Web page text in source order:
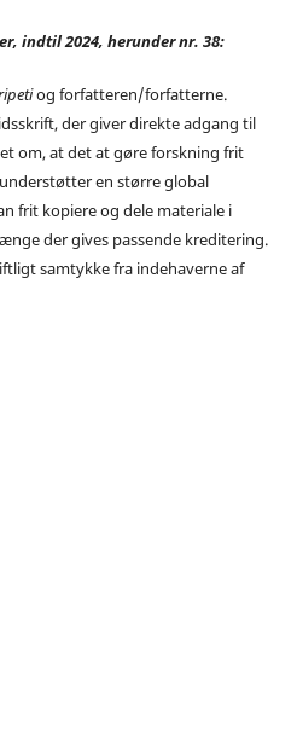
indtil 2024, herunder nr. 38:
og forfatteren/forfatterne.
der giver direkte adgang til
om, at det at gøre forskning frit
en større global
frit kopiere og dele materiale i
der gives passende kreditering.
samtykke fra indehaverne af